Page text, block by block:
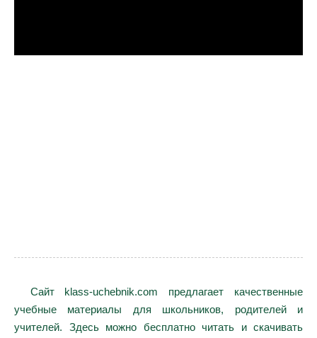
Сайт klass-uchebnik.com предлагает качественные
учебные материалы для школьников, родителей и
учителей. Здесь можно бесплатно читать и скачивать